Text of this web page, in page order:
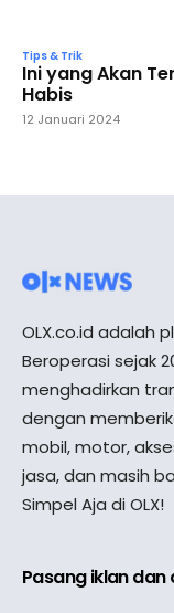
Tips & Trik
Ini yang Akan
Habis
12 Januari 2024
OLX.co.id adalah
Beroperasi sejak
menghadirkan
dengan
mobil, motor,
jasa, dan masih
Simpel Aja di OLX!
Pasang iklan dan